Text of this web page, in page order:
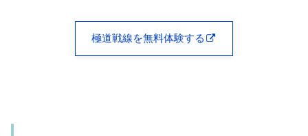
極道戦線を無料体験する